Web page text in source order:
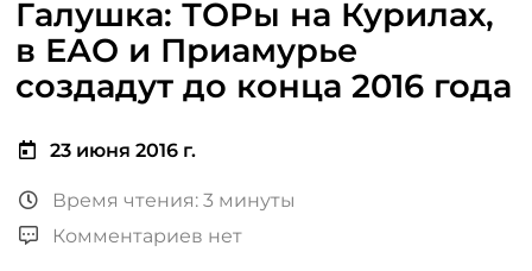
Галушка: ТОРы на Курилах,
в ЕАО и Приамурье
создадут до конца 2016 года
23 июня 2016 г.
Время чтения: 3 минуты
Комментариев нет